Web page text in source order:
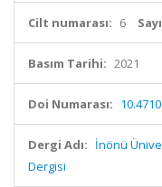
Cilt numarası: 6
Basım Tarihi: 2021
Doi Numarası:
Dergi Adı: İnönü
Dergisi